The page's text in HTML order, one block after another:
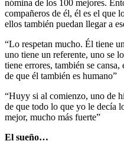
nómina de los 100 mejores.
compañeros de él, él es el que
ellos también puedan llegar a
“Lo respetan mucho. Él tiene
uno tiene un referente, uno se
tiene errores, también se
de que él también es humano”
“Huyy si al comienzo, uno de
de que todo lo que yo le decía
mejor, mucho más fuerte”
El sueño…